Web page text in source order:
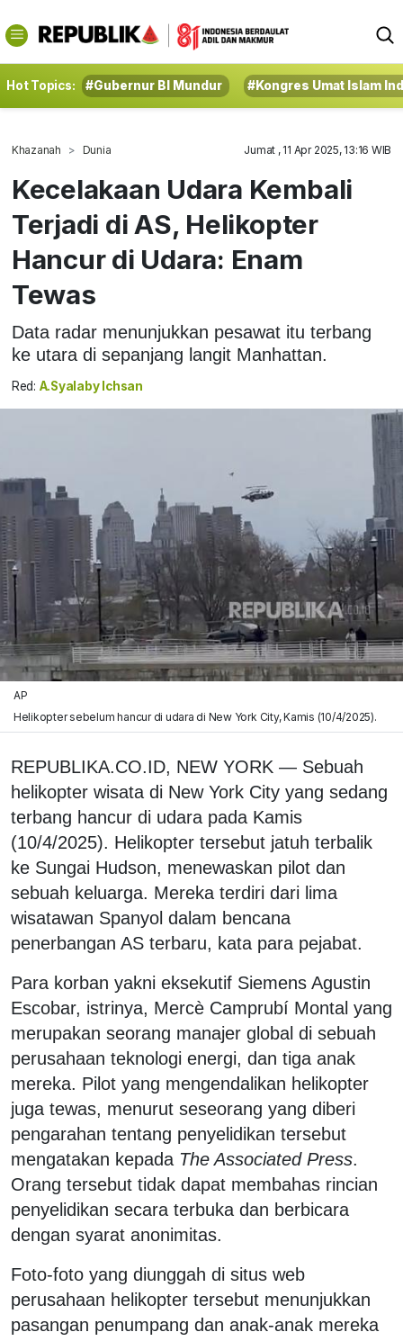
Hot Topics: #Gubernur BI Mundur #Kongres Umat Islam
Khazanah Dunia Jumat , 11 Apr 2025, 13:16 WIB
Kecelakaan Udara Kembali
Terjadi di AS, Helikopter
Hancur di Udara: Enam
Tewas
Data radar menunjukkan pesawat itu terbang
ke utara di sepanjang langit Manhattan.
Red: A.Syalaby Ichsan
AP
Helikopter sebelum hancur di udara di New York City, Kamis (10/4/2025).
REPUBLIKA.CO.ID, NEW YORK — Sebuah
helikopter wisata di New York City yang sedang
terbang hancur di udara pada Kamis
(10/4/2025). Helikopter tersebut jatuh terbalik
ke Sungai Hudson, menewaskan pilot dan
sebuah keluarga. Mereka terdiri dari lima
wisatawan Spanyol dalam bencana
penerbangan AS terbaru, kata para pejabat.
Para korban yakni eksekutif Siemens Agustin
Escobar, istrinya, Mercè Camprubí Montal yang
merupakan seorang manajer global di sebuah
perusahaan teknologi energi, dan tiga anak
mereka. Pilot yang mengendalikan helikopter
juga tewas, menurut seseorang yang diberi
pengarahan tentang penyelidikan tersebut
mengatakan kepada The Associated Press.
Orang tersebut tidak dapat membahas rincian
penyelidikan secara terbuka dan berbicara
dengan syarat anonimitas.
Foto-foto yang diunggah di situs web
perusahaan helikopter tersebut menunjukkan
pasangan penumpang dan anak-anak mereka